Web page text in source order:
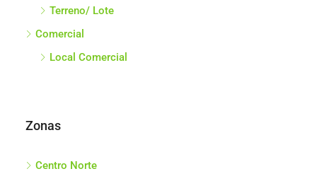
Terreno/ Lote
Comercial
Local Comercial
Zonas
Centro Norte